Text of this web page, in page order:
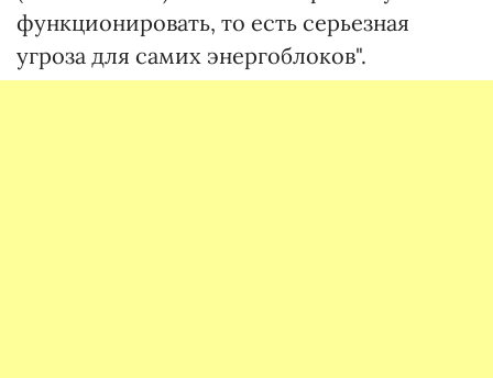
функционировать, то есть серьезная
угроза для самих энергоблоков".